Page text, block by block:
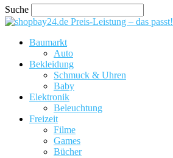
Suche
Preis-Leistung – das passt!
Baumarkt
Auto
Bekleidung
Schmuck & Uhren
Baby
Elektronik
Beleuchtung
Freizeit
Filme
Games
Bücher